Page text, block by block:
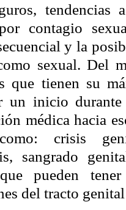
contagio
y la
sexual. Del
que tienen su
un inicio
médica hacia
crisis
sangrado
que pueden
del tracto